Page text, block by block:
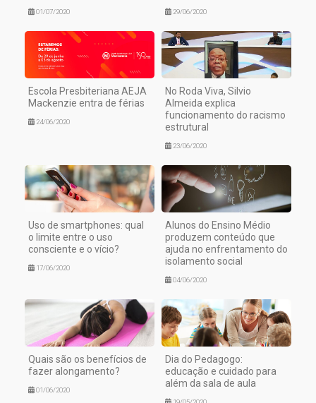
01/07/2020 29/06/2020
Escola Presbiteriana AEJA
Mackenzie entra de férias
24/06/2020
No Roda Viva, Silvio
Almeida explica
funcionamento do racismo
estrutural
23/06/2020
Uso de smartphones: qual
o limite entre o uso
consciente e o vício?
17/06/2020
Alunos do Ensino Médio
produzem conteúdo que
ajuda no enfrentamento do
isolamento social
04/06/2020
Quais são os benefícios de
fazer alongamento?
01/06/2020
Dia do Pedagogo:
educação e cuidado para
além da sala de aula